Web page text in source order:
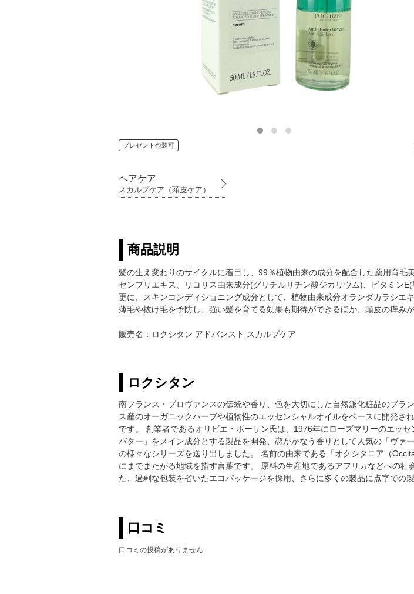
プレゼント包装可
ヘアケア
スカルプケア（頭皮ケア）
商品説明
髪の生え変わりのサイクルに着目し、99％植物由来の成分を配合した薬用育毛美
センブリエキス、リコリス由来成分(グリチルリチン酸ジカリウム)、ビタミン
更に、スキンコンディショニング成分として、植物由来成分オランダカラシエキ
薄毛や抜け毛を予防し、強い髪を育てる効果も期待ができるほか、頭皮の痒み
販売名：ロクシタン アドバンスト スカルプケア
ロクシタン
南フランス・プロヴァンスの伝統や香り、色を大切にした自然派化粧品のブラ
ス産のオーガニックハーブや植物性のエッセンシャルオイルをベースに開発
です。 創業者であるオリビエ・ボーサン氏は、1976年にローズマリーのエッ
バター」をメイン成分とする製品を開発、恋がかなう香りとして人気の「ヴ
の様々なシリーズを送り出しました。 名前の由来である「オクシタニア（
にまでまたがる地域を指す言葉です。 原料の生産地であるアフリカなどへの
た、過剰な包装を省いたエコパッケージを採用、さらに多くの製品に点字での
口コミ
口コミの投稿がありません